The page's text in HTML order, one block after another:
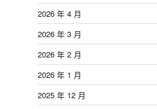
2026 年 4 月
2026 年 3 月
2026 年 2 月
2026 年 1 月
2025 年 12 月